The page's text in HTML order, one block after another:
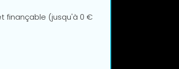
finançable (jusqu'à 0 €